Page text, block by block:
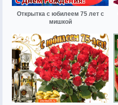
Открытка с юбилеем 75 лет с
мишкой